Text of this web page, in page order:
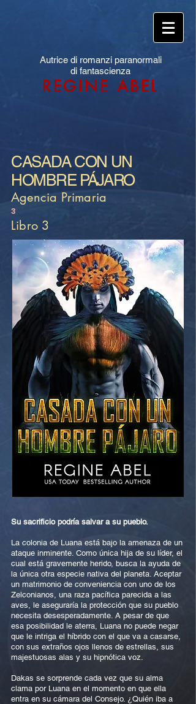
Autrice di romanzi paranormali
di fantascienza
REGINE ABEL
CASADA CON UN
HOMBRE PÁJARO
Agencia Primaria
3
Libro 3
Su sacrificio podría salvar a su pueblo.
La colonia de Luana está bajo la amenaza de un
ataque inminente. Como única hija de su líder, el
cual está gravemente herido, busca la ayuda de
la única otra especie nativa del planeta. Aceptar
un matrimonio de conveniencia con uno de los
Zelconianos, una raza pacífica parecida a las
aves, le aseguraría la protección que su pueblo
necesita desesperadamente. A pesar de que
esa posibilidad le aterra, Luana no puede negar
que le intriga el híbrido con el que va a casarse,
con sus extraños ojos llenos de estrellas, sus
majestuosas alas y su hipnótica voz.
Dakas se sorprende cada vez que su alma
clama por Luana en el momento en que ella
entra en su cámara del Consejo. ¿Quién iba a